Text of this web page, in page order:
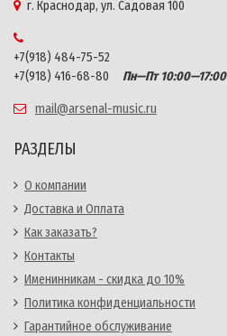
г. Краснодар, ул. Садовая 100
+7(918) 484-75-52
+7(918) 416-68-80
Пн—Пт 10:00—17:00
mail@arsenal-music.ru
РАЗДЕЛЫ
О компании
Доставка и Оплата
Как заказать?
Контакты
Именинникам - скидка до 10%
Политика конфиденциальности
Гарантийное обслуживание